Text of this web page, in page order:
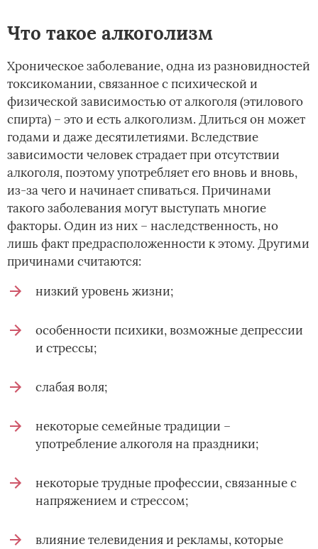
Что такое алкоголизм
Хроническое заболевание, одна из разновидностей
токсикомании, связанное с психической и
физической зависимостью от алкоголя (этилового
спирта) – это и есть алкоголизм. Длиться он может
годами и даже десятилетиями. Вследствие
зависимости человек страдает при отсутствии
алкоголя, поэтому употребляет его вновь и вновь,
из-за чего и начинает спиваться. Причинами
такого заболевания могут выступать многие
факторы. Один из них – наследственность, но
лишь факт предрасположенности к этому. Другими
причинами считаются:
низкий уровень жизни;
особенности психики, возможные депрессии
и стрессы;
слабая воля;
некоторые семейные традиции –
употребление алкоголя на праздники;
некоторые трудные профессии, связанные с
напряжением и стрессом;
влияние телевидения и рекламы, которые